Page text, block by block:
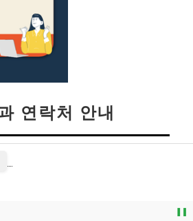
연락처 안내